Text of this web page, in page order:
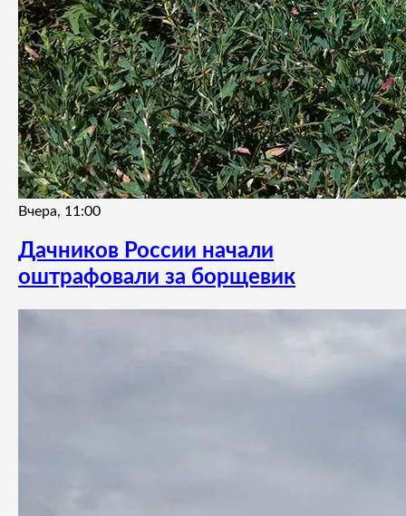
Вчера, 11:00
Дачников России начали
оштрафовали за борщевик